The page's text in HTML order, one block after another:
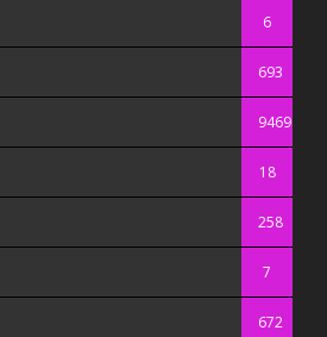
6
693
9469
18
258
7
672